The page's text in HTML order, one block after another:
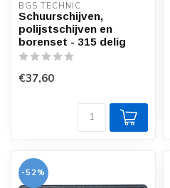
BGS TECHNIC
Schuurschijven,
polijstschijven en
borenset - 315 delig
€37,60
-52%